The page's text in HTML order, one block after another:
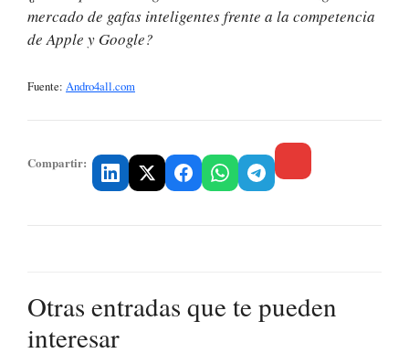
mercado de gafas inteligentes frente a la competencia
de Apple y Google?
Fuente: Andro4all.com
Compartir:
Otras entradas que te pueden
interesar